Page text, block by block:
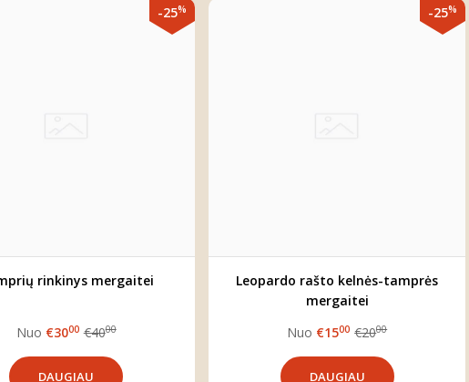
-25%
rinkinys mergaitei
Nuo €3000 €4000
DAUGIAU
-25%
Leopardo rašto kelnės-tamprės
mergaitei
Nuo €1500 €2000
DAUGIAU